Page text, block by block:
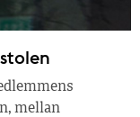
mellan